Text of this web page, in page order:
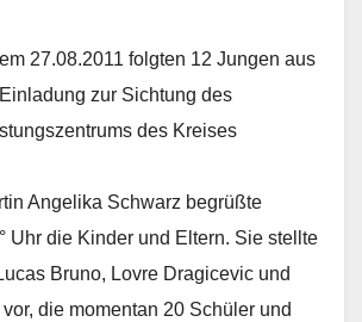
27.08.2011 folgten 12 Jungen aus
zur Sichtung des
des Kreises
Angelika Schwarz begrüßte
Uhr die Kinder und Eltern. Sie stellte
Bruno, Lovre Dragicevic und
die momentan 20 Schüler und